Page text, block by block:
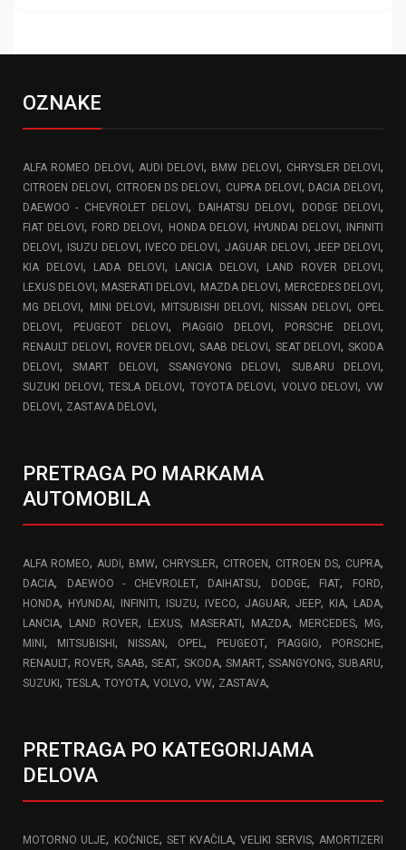
OZNAKE
ALFA ROMEO DELOVI , AUDI DELOVI , BMW DELOVI , CHRYSLER DELOVI ,
CITROEN DELOVI , CITROEN DS DELOVI , CUPRA DELOVI , DACIA DELOVI ,
DAEWOO - CHEVROLET DELOVI, DAIHATSU DELOVI, DODGE DELOVI,
FIAT DELOVI, FORD DELOVI, HONDA DELOVI , HYUNDAI DELOVI ,
INFINITI
DELOVI , ISUZU DELOVI , IVECO DELOVI , JAGUAR DELOVI ,JEEP DELOVI ,
KIA DELOVI , LADA DELOVI , LANCIA DELOVI , LAND ROVER DELOVI ,
LEXUS DELOVI, MASERATI DELOVI, MAZDA DELOVI , MERCEDES DELOVI,
MG DELOVI, MINI DELOVI , MITSUBISHI DELOVI, NISSAN DELOVI , OPEL
DELOVI , PEUGEOT DELOVI , PIAGGIO DELOVI , PORSCHE DELOVI ,
RENAULT DELOVI , ROVER DELOVI, SAAB DELOVI , SEAT DELOVI, SKODA
DELOVI ,SMART DELOVI ,SSANGYONG DELOVI, SUBARU DELOVI,
SUZUKI DELOVI ,TESLA DELOVI , TOYOTA DELOVI, VOLVO DELOVI, VW
DELOVI , ZASTAVA DELOVI ,
PRETRAGA PO MARKAMA
AUTOMOBILA
ALFA ROMEO, AUDI , BMW, CHRYSLER, CITROEN, CITROEN DS, CUPRA,
DACIA, DAEWOO - CHEVROLET, DAIHATSU, DODGE, FIAT, FORD,
HONDA, HYUNDAI , INFINITI , ISUZU, IVECO, JAGUAR, JEEP, KIA, LADA,
LANCIA, LAND ROVER, LEXUS, MASERATI , MAZDA, MERCEDES, MG,
MINI , MITSUBISHI , NISSAN, OPEL, PEUGEOT, PIAGGIO, PORSCHE,
RENAULT, ROVER,SAAB,SEAT, SKODA, SMART, SSANGYONG,SUBARU,
SUZUKI , TESLA, TOYOTA, VOLVO, VW, ZASTAVA,
PRETRAGA PO KATEGORIJAMA
DELOVA
MOTORNO ULJE, KOČNICE, SET KVAČILA,VELIKI SERVIS,AMORTIZERI